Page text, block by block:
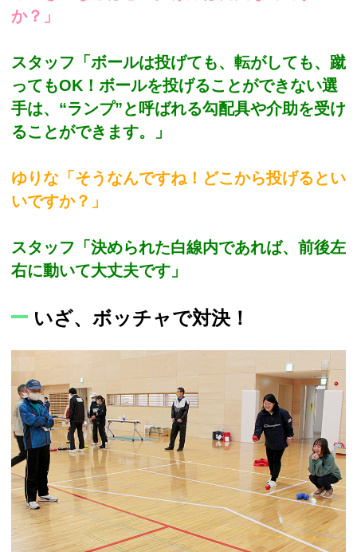
か？」
スタッフ「ボールは投げても、転がしても、蹴
ってもOK！ボールを投げることができない選
手は、“ランプ”と呼ばれる勾配具や介助を受け
ることができます。」
ゆりな「そうなんですね！どこから投げるとい
いですか？」
スタッフ「決められた白線内であれば、前後左
右に動いて大丈夫です」
いざ、ボッチャで対決！